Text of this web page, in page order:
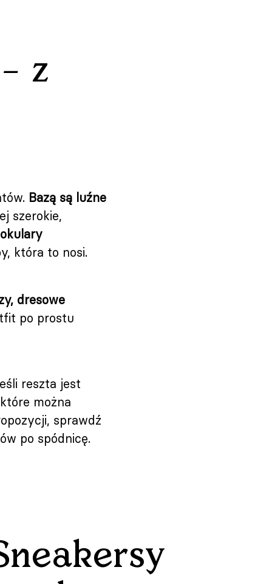
z
Bazą są luźne
szerokie,
która to nosi.
dresowe
po prostu
reszta jest
można
sprawdź
po spódnicę.